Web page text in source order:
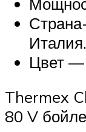
Италия.
Цвет
Thermex
80 V